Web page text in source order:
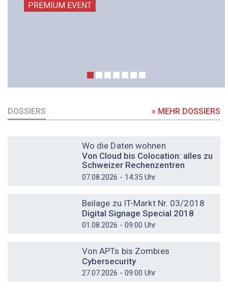
PREMIUM EVENT
DOSSIERS » MEHR DOSSIERS
Wo die Daten wohnen
Von Cloud bis Colocation: alles zu
Schweizer Rechenzentren
07.08.2026 - 14:35 Uhr
Beilage zu IT-Markt Nr. 03/2018
Digital Signage Special 2018
01.08.2026 - 09:00 Uhr
Von APTs bis Zombies
Cybersecurity
27.07.2026 - 09:00 Uhr